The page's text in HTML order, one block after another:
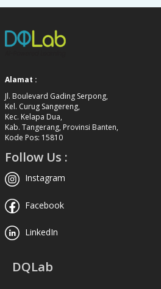
Alamat :
Jl. Boulevard Gading Serpong,
Kel. Curug Sangereng,
Kec. Kelapa Dua,
Kab. Tangerang, Provinsi Banten,
Kode Pos: 15810
Follow Us :
Instagram
Facebook
LinkedIn
DQLab